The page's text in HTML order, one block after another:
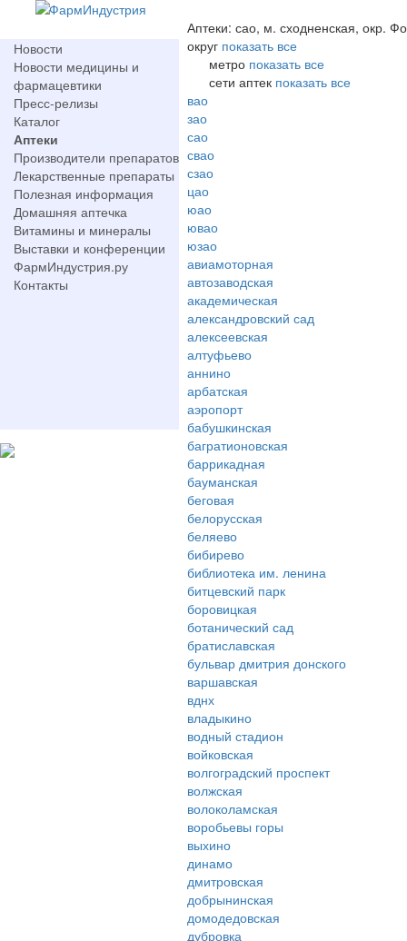
Новости
Новости медицины и
фармацевтики
Пресс-релизы
Каталог
Аптеки
Производители препаратов
Лекарственные препараты
Полезная информация
Домашняя аптечка
Витамины и минералы
Выставки и конференции
ФармИндустрия.ру
Контакты
Аптеки: сао, м. сходненская, окр.
округ показать все
метро показать все
сети аптек показать все
вао
зао
сао
свао
сзао
цао
юао
ювао
юзао
авиамоторная
автозаводская
академическая
александровский сад
алексеевская
алтуфьево
аннино
арбатская
аэропорт
бабушкинская
багратионовская
баррикадная
бауманская
беговая
белорусская
беляево
бибирево
библиотека им. ленина
битцевский парк
боровицкая
ботанический сад
братиславская
бульвар дмитрия донского
варшавская
вднх
владыкино
водный стадион
войковская
волгоградский проспект
волжская
волоколамская
воробьевы горы
выхино
динамо
дмитровская
добрынинская
домодедовская
дубровка